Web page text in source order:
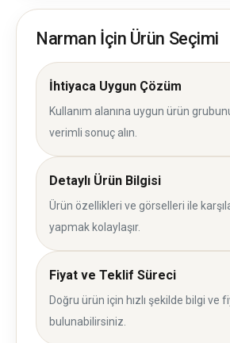
Narman İçin Ürün Seçimi
İhtiyaca Uygun Çözüm
Kullanım alanına uygun ürün
verimli sonuç alın.
Detaylı Ürün Bilgisi
Ürün özellikleri ve görselleri ile
yapmak kolaylaşır.
Fiyat ve Teklif Süreci
Doğru ürün için hızlı şekilde bilgi ve
bulunabilirsiniz.